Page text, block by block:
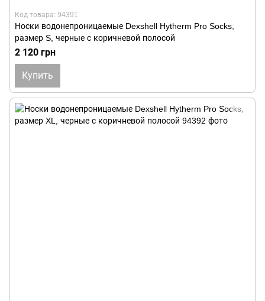
Код товара: 94391
Носки водонепроницаемые Dexshell Hytherm Pro Socks,
размер S, черные с коричневой полосой
2 120 грн
Купить